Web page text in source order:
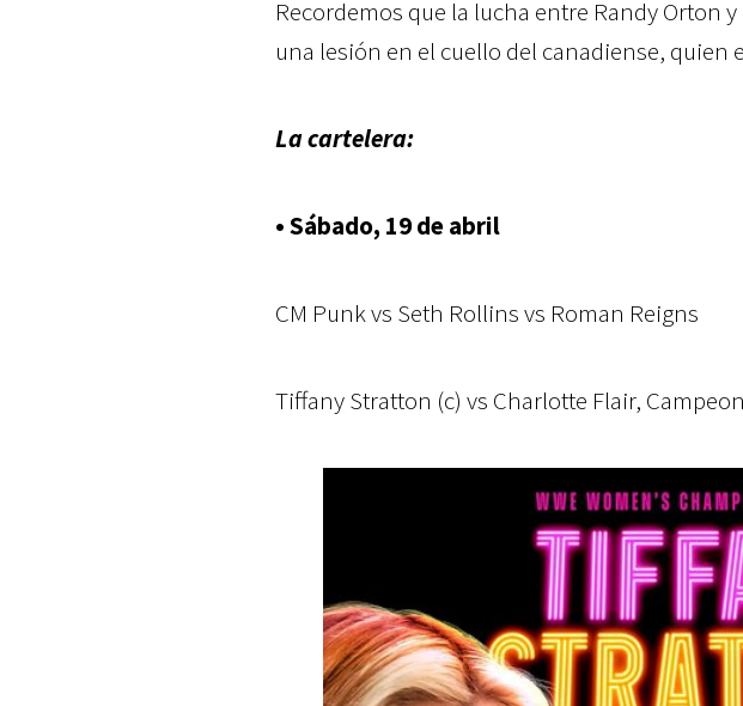
Recordemos que la lucha entre Randy Orton
una lesión en el cuello del canadiense, quien
La cartelera:
• Sábado, 19 de abril
CM Punk vs Seth Rollins vs Roman Reigns
Tiffany Stratton (c) vs Charlotte Flair,